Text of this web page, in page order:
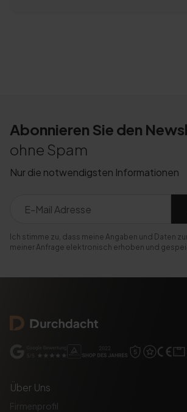
Abonnieren Sie den
ohne Spam
Nur die notwendigsten Informationen
Ich stimme zu, dass meine Angaben und Daten
meiner Anfrage elektronisch erhoben und
Über Uns
Firmenprofil